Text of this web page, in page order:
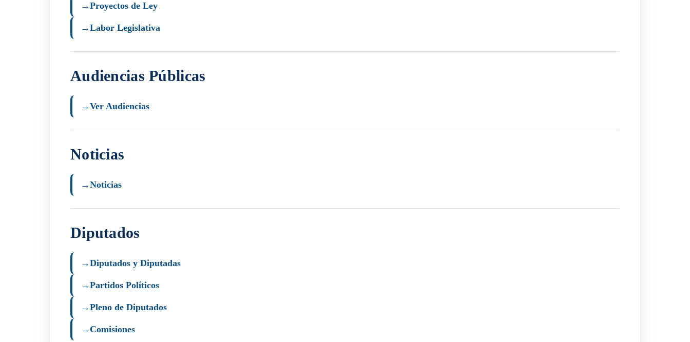
→Proyectos de Ley
→Labor Legislativa
Audiencias Públicas
→Ver Audiencias
Noticias
→Noticias
Diputados
→Diputados y Diputadas
→Partidos Políticos
→Pleno de Diputados
→ Comisiones